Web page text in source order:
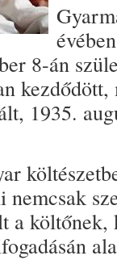
8-án
1935.
a költőnek,